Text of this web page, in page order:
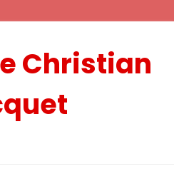
Christian